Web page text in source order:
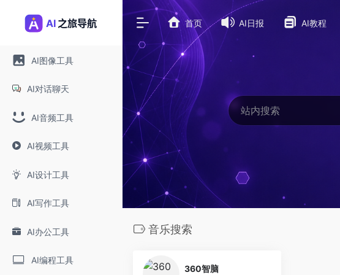
AI图像工具
AI对话聊天
AI音频工具
AI视频工具
AI设计工具
AI写作工具
AI办公工具
AI编程工具
首页 AI日报 AI教程
音乐搜索
360智脑